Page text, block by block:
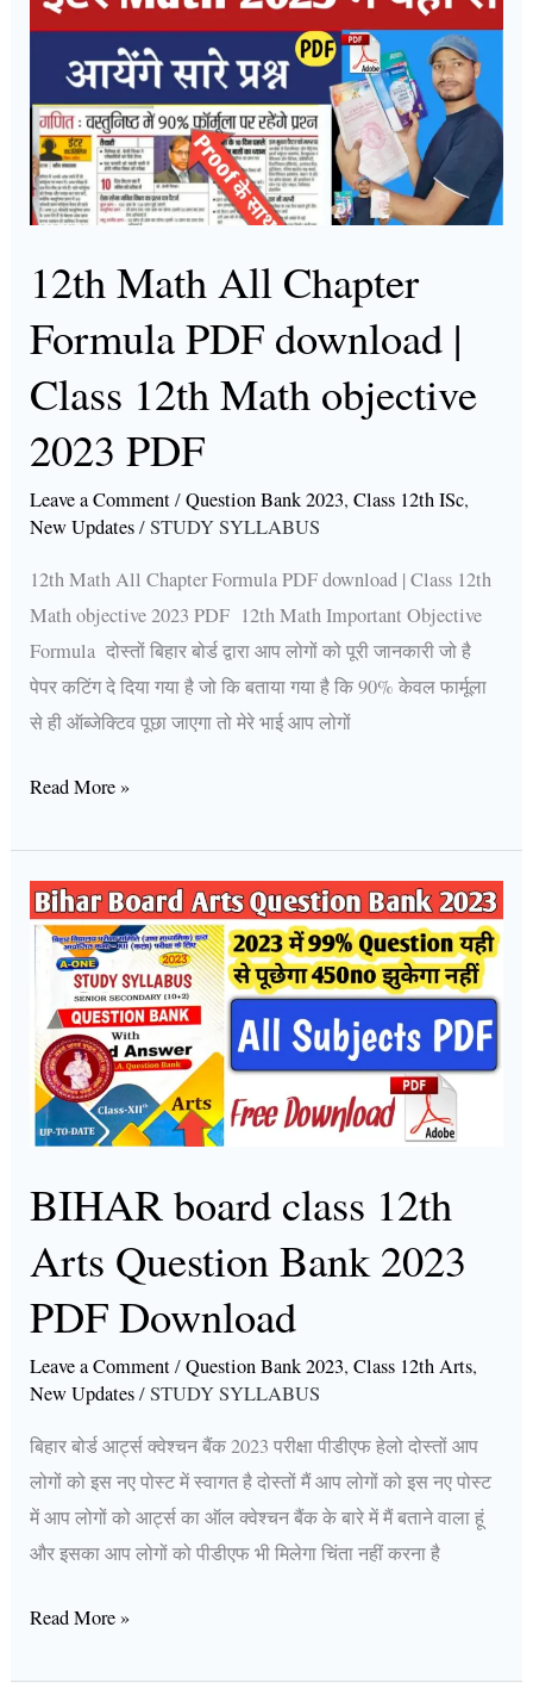
12th Math All Chapter
Formula PDF download |
Class 12th Math objective
2023 PDF
Leave a Comment/Question Bank 2023,Class 12th ISc,
New Updates/STUDY SYLLABUS
12th Math All Chapter Formula PDF download | Class 12th
Math objective 2023 PDF 12th Math Important Objective
Formula दोस्तों बिहार बोर्ड द्वारा आप लोगों को पूरी जानकारी जो है
पेपर कटिंग दे दिया गया है जो कि बताया गया है कि 90% केवल फार्मूला
से ही ऑब्जेक्टिव पूछा जाएगा तो मेरे भाई आप लोगों
Math
Chapter
Formula
PDF
download
|
12th
Math
2023
PDF
Read More »
BIHAR board class 12th
Arts Question Bank 2023
PDF Download
Leave a Comment/Question Bank 2023,Class 12th Arts,
New Updates/STUDY SYLLABUS
बिहार बोर्ड आर्ट्स क्वेश्चन बैंक 2023 परीक्षा पीडीएफ हेलो दोस्तों आप
लोगों को इस नए पोस्ट में स्वागत है दोस्तों मैं आप लोगों को इस नए पोस्ट
में आप लोगों को आर्ट्स का ऑल क्वेश्चन बैंक के बारे में मैं बताने वाला हूं
और इसका आप लोगों को पीडीएफ भी मिलेगा चिंता नहीं करना है
BIHAR
board
class
12th
Arts
Question
Bank
2023
Download
Read More »